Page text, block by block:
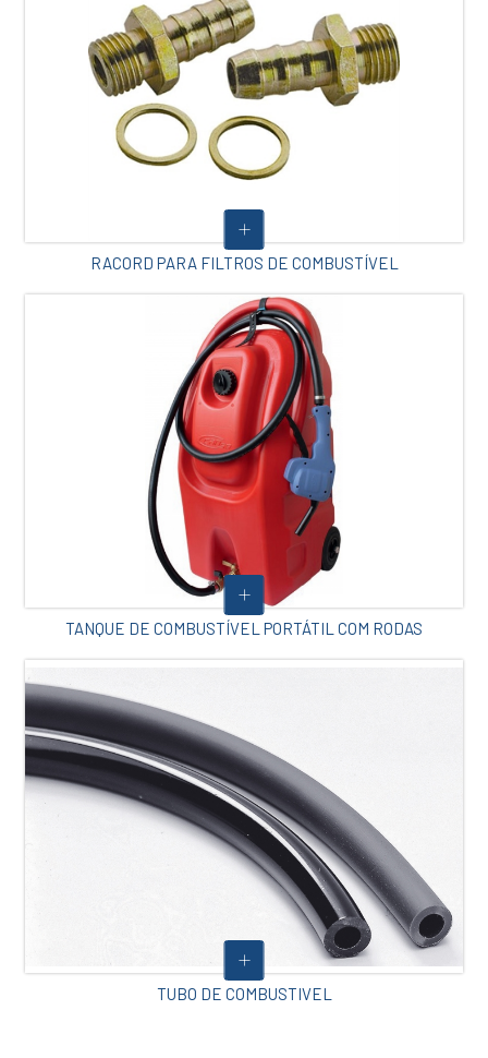
RACORD PARA FILTROS DE COMBUSTÍVEL
TANQUE DE COMBUSTÍVEL PORTÁTIL COM RODAS
TUBO DE COMBUSTIVEL